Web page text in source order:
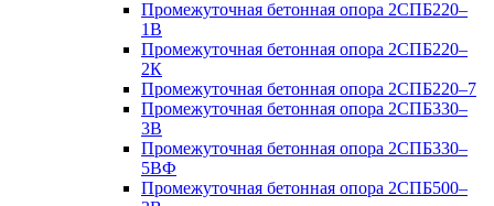
Промежуточная бетонная опора 2СПБ220–
1В
Промежуточная бетонная опора 2СПБ220–
2К
Промежуточная бетонная опора 2СПБ220–7
Промежуточная бетонная опора 2СПБ330–
3В
Промежуточная бетонная опора 2СПБ330–
5ВФ
Промежуточная бетонная опора 2СПБ500–